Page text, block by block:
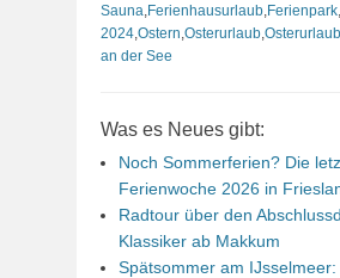
Sauna Ferienhausurlaub Ferienpark
2024 Ostern Osterurlaub
an der See
Was es Neues gibt:
Noch Sommerferien? Die
Ferienwoche 2026 in
Radtour über den
Klassiker ab Makkum
Spätsommer am IJsselmeer: